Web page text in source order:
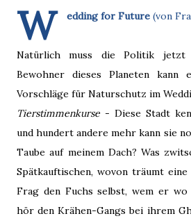
W edding for Future (von
Natürlich muss die Politik jetzt
Bewohner dieses Planeten kann
Vorschläge für Naturschutz im
Tierstimmenkurse - Diese Stadt
und hundert andere mehr kann sie
Taube auf meinem Dach? Was
Spätkauftischen, wovon träumt eine
Frag den Fuchs selbst, wem er
hör den Krähen-Gangs bei ihrem